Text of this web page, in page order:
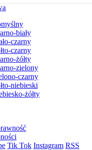
biały
czarny
czarny
żółty
zielony
czarny
niebieski
żółty
Tik Tok Instagram RSS